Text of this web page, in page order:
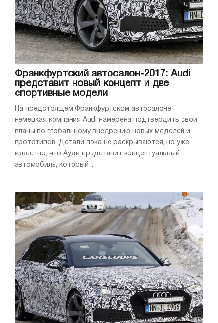
Франкфуртский автосалон-2017: Audi
представит новый концепт и две
спортивные модели
На предстоящем Франкфуртском автосалоне
немецкая компания Audi намерена подтвердить свои
планы по глобальному внедрению новых моделей и
прототипов. Детали пока не раскрываются, но уже
известно, что Ауди представит концептуальный
автомобиль, который ...